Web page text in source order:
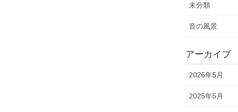
未分類
音の風景
アーカイブ
2026年5月
2025年5月